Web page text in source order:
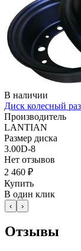
В наличии
Диск колесный
Производитель
LANTIAN
Размер диска
3.00D-8
Нет отзывов
2 460 ₽
Купить
В один клик
‹ ›
Отзывы